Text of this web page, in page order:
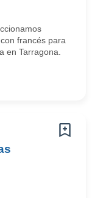
francés para
en Tarragona.